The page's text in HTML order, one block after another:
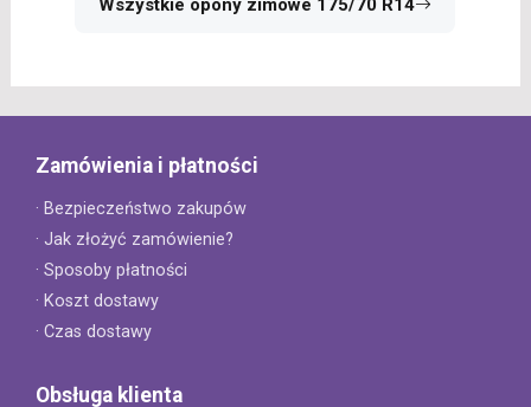
Wszystkie opony zimowe 175/70 R14
Zamówienia i płatności
· Bezpieczeństwo zakupów
· Jak złożyć zamówienie?
· Sposoby płatności
· Koszt dostawy
· Czas dostawy
Obsługa klienta